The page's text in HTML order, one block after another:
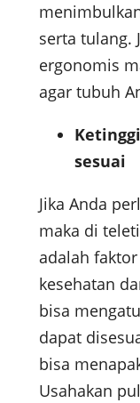
serta tulang.
ergonomis
agar tubuh
sesuai
Jika Anda
maka di
adalah
kesehatan
bisa
dapat
bisa
Usahakan